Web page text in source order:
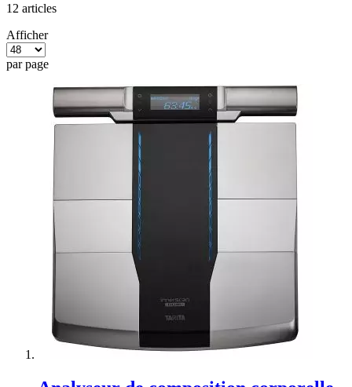
12 articles
Afficher
par page